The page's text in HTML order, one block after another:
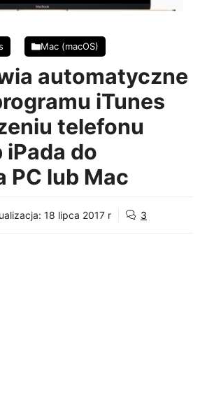
Mac (macOS)
automatyczne
iTunes
telefonu
iPada do
PC lub Mac
18 lipca 2017 r 3